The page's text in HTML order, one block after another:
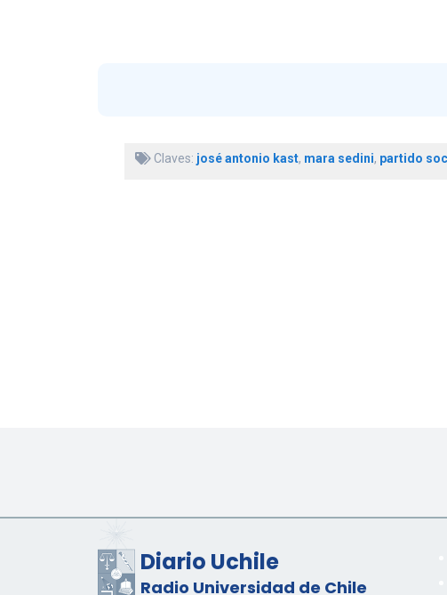
Claves: josé antonio kast, mara sedini, partido
Diario Uchile
Radio Universidad de Chile